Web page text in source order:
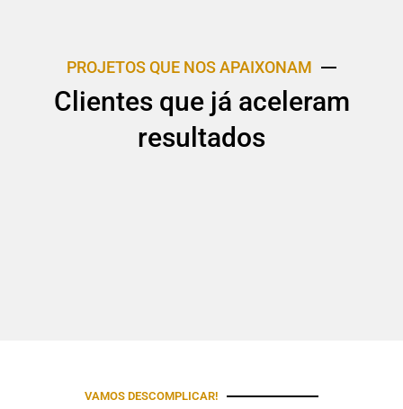
PROJETOS QUE NOS APAIXONAM
Clientes que já aceleram
resultados
VAMOS DESCOMPLICAR!